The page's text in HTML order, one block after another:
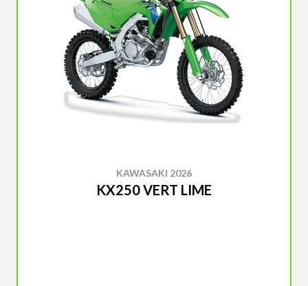
KAWASAKI 2026
KX250 VERT LIME